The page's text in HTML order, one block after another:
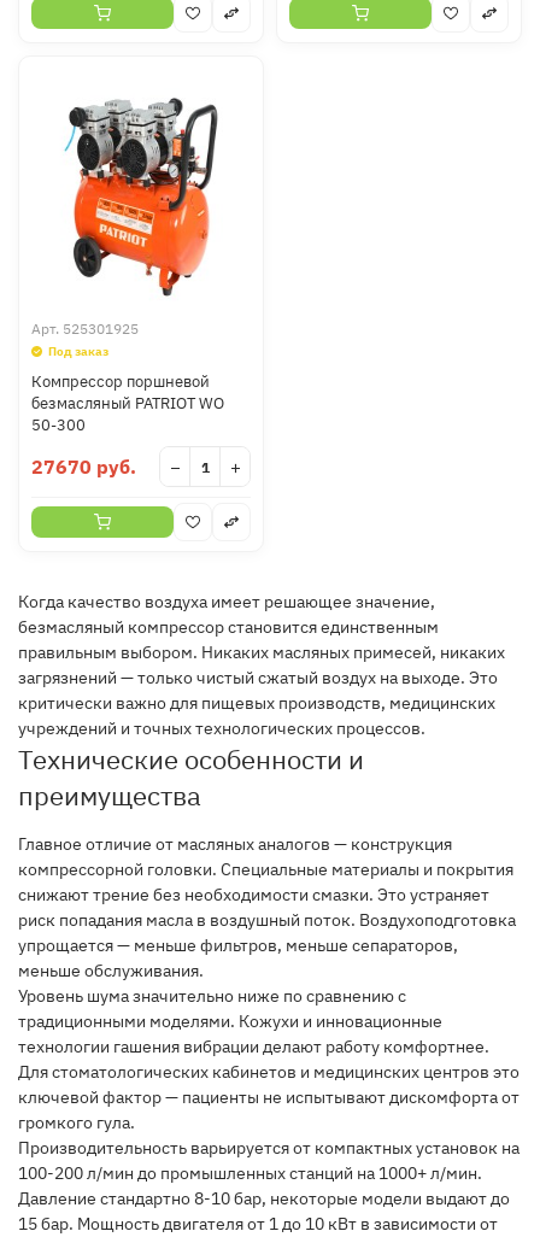
Арт. 525301925
Под заказ
Компрессор поршневой
безмасляный PATRIOT WO
50-300
27670 руб. − +
Когда качество воздуха имеет решающее значение,
безмасляный компрессор становится единственным
правильным выбором. Никаких масляных примесей, никаких
загрязнений — только чистый сжатый воздух на выходе. Это
критически важно для пищевых производств, медицинских
учреждений и точных технологических процессов.
Технические особенности и
преимущества
Главное отличие от масляных аналогов — конструкция
компрессорной головки. Специальные материалы и покрытия
снижают трение без необходимости смазки. Это устраняет
риск попадания масла в воздушный поток. Воздухоподготовка
упрощается — меньше фильтров, меньше сепараторов,
меньше обслуживания.
Уровень шума значительно ниже по сравнению с
традиционными моделями. Кожухи и инновационные
технологии гашения вибрации делают работу комфортнее.
Для стоматологических кабинетов и медицинских центров это
ключевой фактор — пациенты не испытывают дискомфорта от
громкого гула.
Производительность варьируется от компактных установок на
100-200 л/мин до промышленных станций на 1000+ л/мин.
Давление стандартно 8-10 бар, некоторые модели выдают до
15 бар. Мощность двигателя от 1 до 10 кВт в зависимости от